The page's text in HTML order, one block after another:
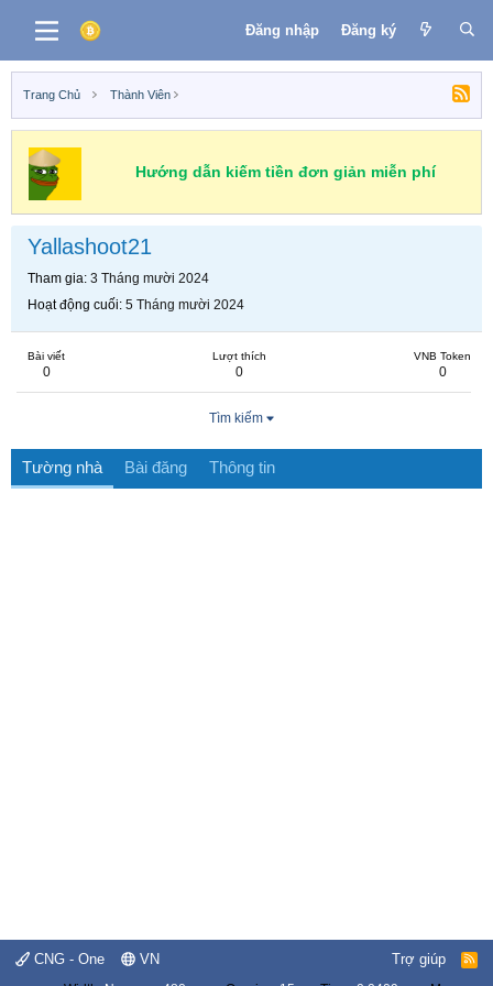
Đăng nhập Đăng ký
Trang Chủ Thành Viên
Hướng dẫn kiếm tiền đơn giản miễn phí
Yallashoot21
Tham gia 3 Tháng mười 2024
Hoạt động cuối 5 Tháng mười 2024
Bài viết
0
Lượt thích
0
VNB Token
0
Tìm kiếm
Tường nhà Bài đăng Thông tin
CNG - One VN Trợ giúp
R